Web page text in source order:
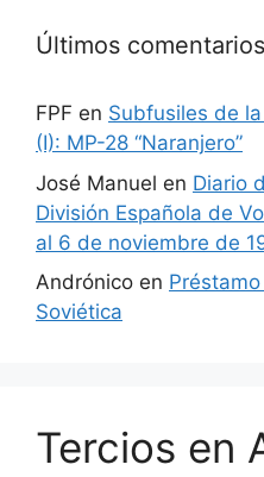
Últimos comentarios
FPF en Subfusiles de
(I): MP-28 “Naranjero”
José Manuel en Diario
División Española de
al 6 de noviembre de
Andrónico en
Soviética
Tercios en